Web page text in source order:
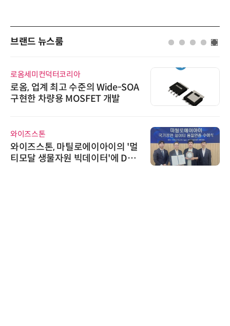
브랜드 뉴스룸
로옴세미컨덕터코리아
로옴, 업계 최고 수준의 Wide-SOA
구현한 차량용 MOSFET 개발
와이즈스톤
와이즈스톤, 마틸로에이아이의 '멀
티모달 생물자원 빅데이터'에 DQ